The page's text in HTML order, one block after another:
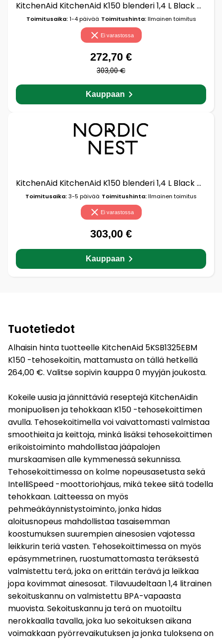
KitchenAid KitchenAid K150 blenderi 1,4 L Black matte
Toimitusaika:1-4 päivää Toimitushinta:Ilmainen toimitus
Ei varastossa
272,70 €
303,00 €
Kauppaan
KitchenAid KitchenAid K150 blenderi 1,4 L Black matte
Toimitusaika:3-5 päivää Toimitushinta:Ilmainen toimitus
Ei varastossa
303,00 €
Kauppaan
Tuotetiedot
Alhaisin hinta tuotteelle KitchenAid 5KSB1325EBM
K150 -tehosekoitin, mattamusta on tällä hetkellä
264,00 €. Valitse sopivin kauppa 0 myyjän joukosta.
Kokeile uusia ja jännittäviä reseptejä KitchenAidin
monipuolisen ja tehokkaan K150 -tehosekoittimen
avulla. Tehosekoitimella voi vaivattomasti valmistaa
smoothieita ja keittoja, minkä lisäksi tehosekoittimen
erikoistoiminto mahdollistaa jääpalojen
murskaamisen alle kymmenessä sekunnissa.
Tehosekoittimessa on kolme nopeusasetusta sekä
IntelliSpeed -moottoriohjaus, mikä tekee siitä todella
tehokkaan. Laitteessa on myös
pehmeäkäynnistystoiminto, jonka hidas
aloitusnopeus mahdollistaa tasaisemman
koostumuksen suurempien ainesosien vajotessa
leikkurin teriä vasten. Tehosekoittimessa on myös
epäsymmetrinen, ruostumattomasta teräksestä
valmistettu terä, joka on erittäin terävä ja leikkaa
jopa kovimmat ainesosat. Tilavuudeltaan 1,4 litrainen
sekoituskannu on valmistettu BPA-vapaasta
muovista. Sekoituskannu ja terä on muotoiltu
nerokkaalla tavalla, joka luo sekoituksen aikana
voimakkaan pyörrevaikutuksen ja jonka tuloksena on